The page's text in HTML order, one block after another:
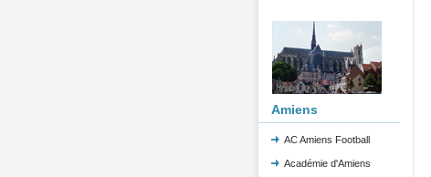
Amiens
AC Amiens Football
Académie d'Amiens